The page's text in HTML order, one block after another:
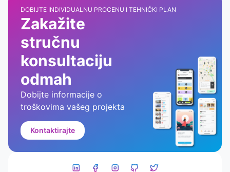
DOBIJTE INDIVIDUALNU PROCENU I TEHNIČKI PLAN
Zakažite
stručnu
konsultaciju
odmah
Dobijte informacije o
troškovima vašeg projekta
Kontaktirajte